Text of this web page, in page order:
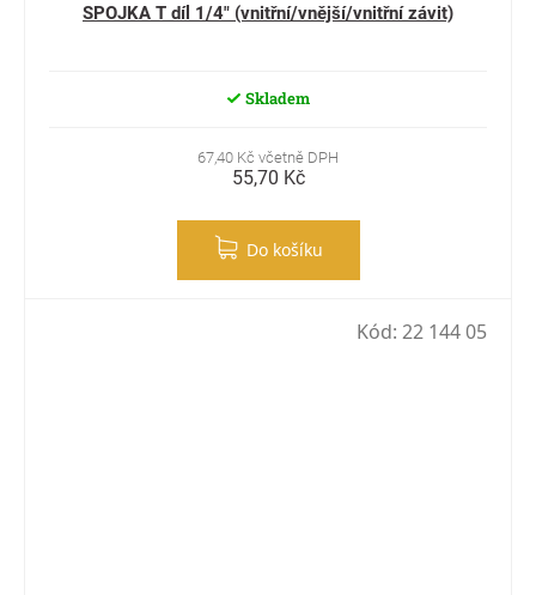
SPOJKA T díl 1/4" (vnitřní/vnější/vnitřní závit)
Skladem
67,40 Kč včetně DPH
55,70 Kč
Do košíku
Kód: 22 144 05